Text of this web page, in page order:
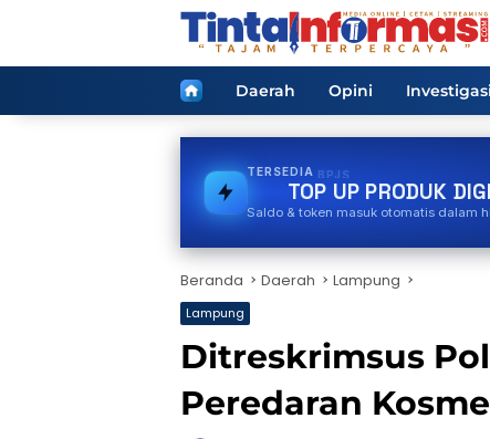
HomeDaerah Opini Investigasi
TERSEDIA BPJS
TOP UP PRODUK
Saldo & token masuk otomatis dalam
Beranda Daerah Lampung
Lampung
Ditreskrimsus
Peredaran